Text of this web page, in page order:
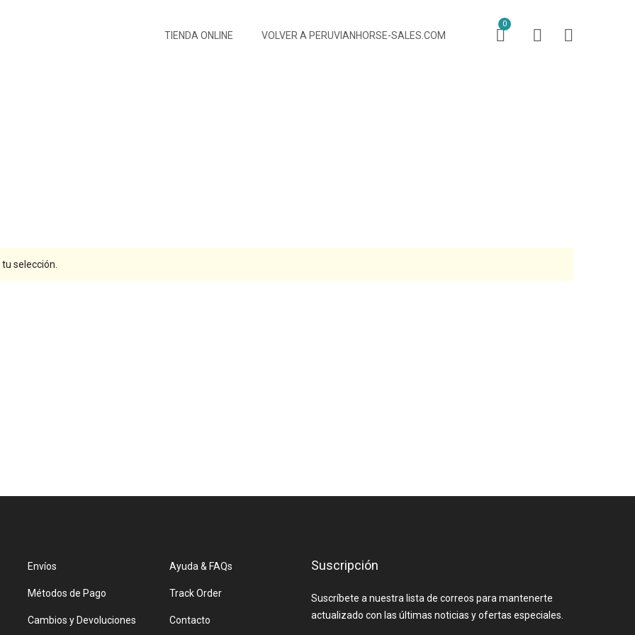
TIENDA ONLINE VOLVER A PERUVIANHORSE-SALES.COM
0
selección.
Envíos
Métodos de Pago
Cambios y Devoluciones
Ayuda & FAQs
Track Order
Contacto
Suscripción
Suscríbete a nuestra lista de correos para mantenerte
actualizado con las últimas noticias y ofertas especiales.